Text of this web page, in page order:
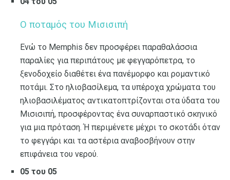
Ο ποταμός του Μισισιπή
Ενώ το Memphis δεν προσφέρει παραθαλάσσια
παραλίες για περιπάτους με φεγγαρόπετρα, το
ξενοδοχείο διαθέτει ένα πανέμορφο και ρομαντικό
ποτάμι. Στο ηλιοβασίλεμα, τα υπέροχα χρώματα του
ηλιοβασιλέματος αντικατοπτρίζονται στα ύδατα του
Μισισιπή, προσφέροντας ένα συναρπαστικό σκηνικό
για μια πρόταση. Ή περιμένετε μέχρι το σκοτάδι όταν
το φεγγάρι και τα αστέρια αναβοσβήνουν στην
επιφάνεια του νερού.
05 του 05